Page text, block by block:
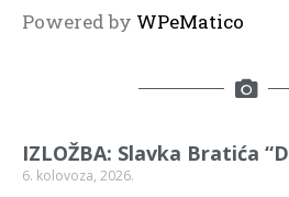
Powered by WPeMatico
IZLOŽBA: Slavka Bratića
6. kolovoza, 2026.